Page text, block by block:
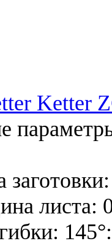
Ketter
листа: